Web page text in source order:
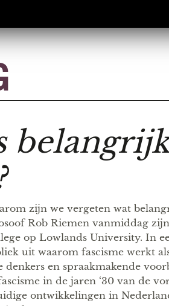
zijn we vergeten wat
Rob Riemen vanmiddag
op Lowlands University. In
uit waarom fascisme werkt
denkers en spraakmakende
in de jaren ‘30 van de
ontwikkelingen in